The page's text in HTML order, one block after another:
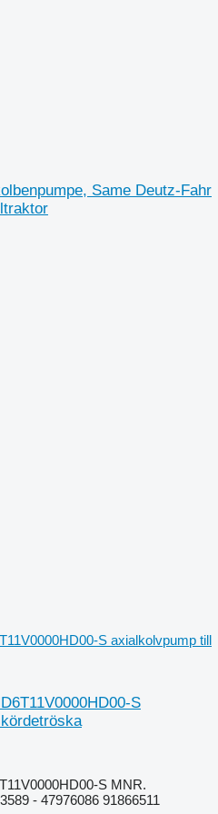
Same Deutz-Fahr
S axialkolvpump till
S
S MNR.
- 47976086 91866511